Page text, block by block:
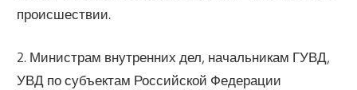
происшествии.
2. Министрам внутренних дел, начальникам ГУВД,
УВД по субъектам Российской Федерации